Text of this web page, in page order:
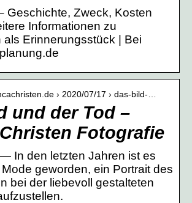
Geschichte, Zweck, Kosten
Informationen zu
als Erinnerungsstück | Bei
› 2020/07/17 › das-bild-…
und der Tod –
Fotografie
In den letzten Jahren ist es
geworden, ein Portrait des
bei der liebevoll gestalteten